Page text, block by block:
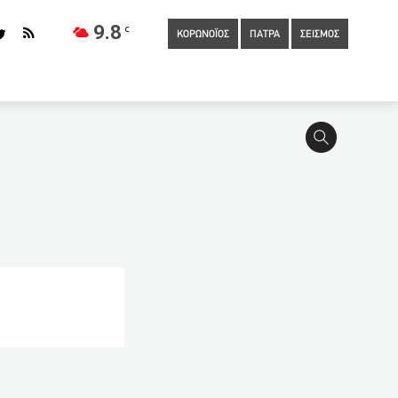
9.8 C
ΚΟΡΩΝΟΪΟΣ ΠΑΤΡΑ ΣΕΙΣΜΟΣ
Ιερόσυλοι βεβήλωσαν εκκλησία στην Λιβαδειά
Πέθανε ο Χάρης Παρίσης-Θλίψη στην